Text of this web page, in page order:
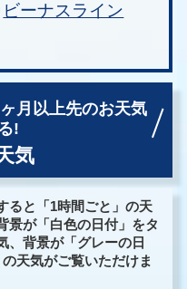
ビーナスライン
ヶ月以上先のお天気
!
気
ると「1時間ごと」の天
景が「白色の日付」をタ
、背景が「グレーの日
天気がご覧いただけま